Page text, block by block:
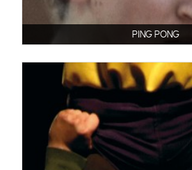
PING PONG